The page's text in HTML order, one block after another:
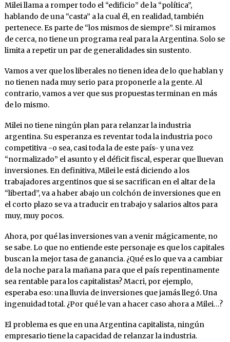
Milei llama a romper todo el “edificio” de la “política”,
hablando de una “casta” a la cual él, en realidad, también
pertenece. Es parte de “los mismos de siempre”. Si miramos
de cerca, no tiene un programa real para la Argentina. Solo se
limita a repetir un par de generalidades sin sustento.
Vamos a ver que los liberales no tienen idea de lo que hablan y
no tienen nada muy serio para proponerle a la gente. Al
contrario, vamos a ver que sus propuestas terminan en más
de lo mismo.
Milei no tiene ningún plan para relanzar la industria
argentina. Su esperanza es reventar toda la industria poco
competitiva -o sea, casi toda la de este país- y una vez
“normalizado” el asunto y el déficit fiscal, esperar que lluevan
inversiones. En definitiva, Milei le está diciendo a los
trabajadores argentinos que si se sacrifican en el altar de la
“libertad”, va a haber abajo un colchón de inversiones que en
el corto plazo se va a traducir en trabajo y salarios altos para
muy, muy pocos.
Ahora, por qué las inversiones van a venir mágicamente, no
se sabe. Lo que no entiende este personaje es que los capitales
buscan la mejor tasa de ganancia. ¿Qué es lo que va a cambiar
de la noche para la mañana para que el país repentinamente
sea rentable para los capitalistas? Macri, por ejemplo,
esperaba eso: una lluvia de inversiones que jamás llegó. Una
ingenuidad total. ¿Por qué le van a hacer caso ahora a Milei…?
El problema es que en una Argentina capitalista, ningún
empresario tiene la capacidad de relanzar la industria.